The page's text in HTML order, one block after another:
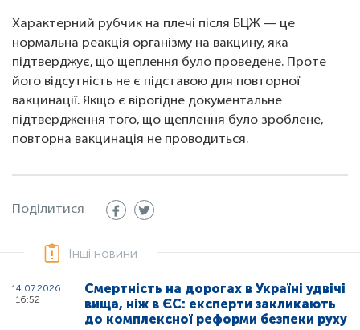
Характерний рубчик на плечі після БЦЖ — це
нормальна реакція організму на вакцину, яка
підтверджує, що щеплення було проведене. Проте
його відсутність не є підставою для повторної
вакцинації. Якщо є вірогідне документальне
підтвердження того, що щеплення було зроблене,
повторна вакцинація не проводиться.
Поділитися
Інші новини
14.07.2026
16:52
Смертність на дорогах в Україні удвічі
вища, ніж в ЄС: експерти закликають
до комплексної реформи безпеки руху